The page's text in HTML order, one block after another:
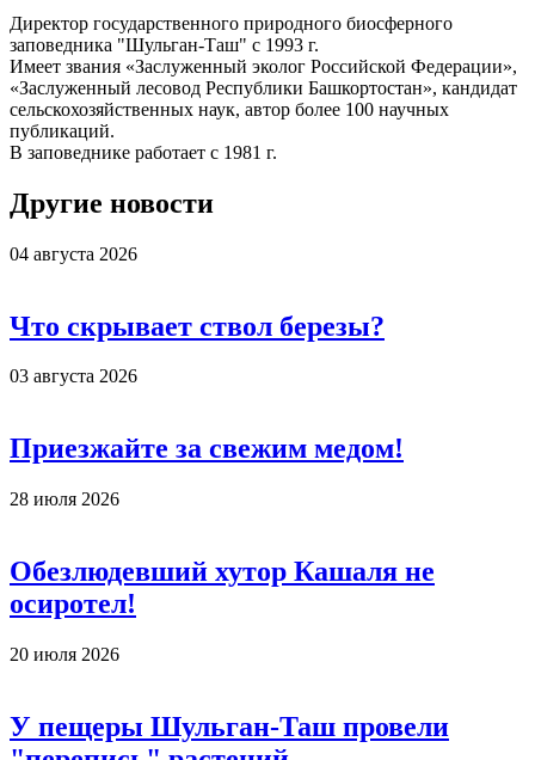
Директор государственного природного биосферного
заповедника "Шульган-Таш" с 1993 г.
Имеет звания «Заслуженный эколог Российской Федерации»,
«Заслуженный лесовод Республики Башкортостан», кандидат
сельскохозяйственных наук, автор более 100 научных
публикаций.
В заповеднике работает с 1981 г.
Другие новости
04 августа 2026
Что скрывает ствол березы?
03 августа 2026
Приезжайте за свежим медом!
28 июля 2026
Обезлюдевший хутор Кашаля не
осиротел!
20 июля 2026
У пещеры Шульган-Таш провели